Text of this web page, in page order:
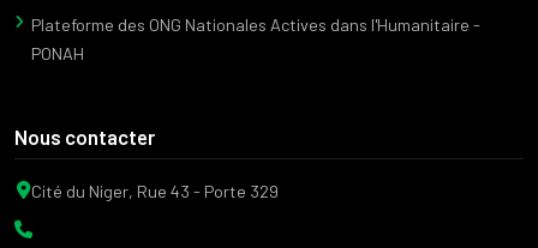
Plateforme des ONG Nationales Actives dans l'Humanitaire -
PONAH
Nous contacter
Cité du Niger, Rue 43 - Porte 329